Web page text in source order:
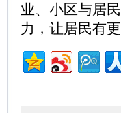
业、小区与居
力，让居民有